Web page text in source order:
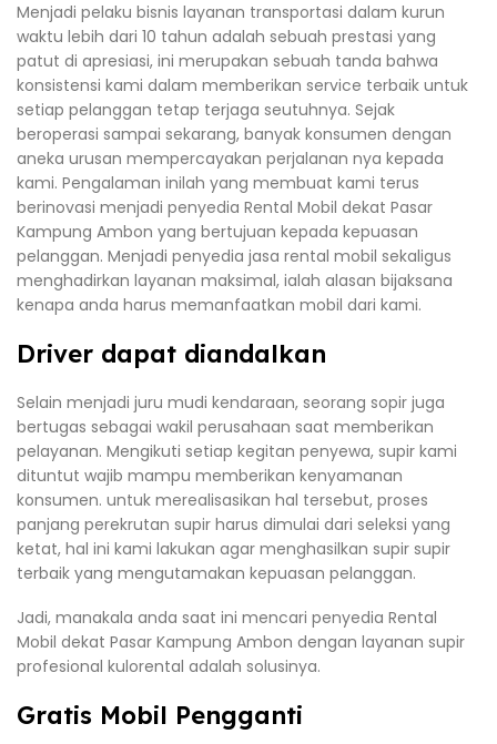
Menjadi pelaku bisnis layanan transportasi dalam kurun
waktu lebih dari 10 tahun adalah sebuah prestasi yang
patut di apresiasi, ini merupakan sebuah tanda bahwa
konsistensi kami dalam memberikan service terbaik untuk
setiap pelanggan tetap terjaga seutuhnya. Sejak
beroperasi sampai sekarang, banyak konsumen dengan
aneka urusan mempercayakan perjalanan nya kepada
kami. Pengalaman inilah yang membuat kami terus
berinovasi menjadi penyedia Rental Mobil dekat Pasar
Kampung Ambon yang bertujuan kepada kepuasan
pelanggan. Menjadi penyedia jasa rental mobil sekaligus
menghadirkan layanan maksimal, ialah alasan bijaksana
kenapa anda harus memanfaatkan mobil dari kami.
Driver dapat diandalkan
Selain menjadi juru mudi kendaraan, seorang sopir juga
bertugas sebagai wakil perusahaan saat memberikan
pelayanan. Mengikuti setiap kegitan penyewa, supir kami
dituntut wajib mampu memberikan kenyamanan
konsumen. untuk merealisasikan hal tersebut, proses
panjang perekrutan supir harus dimulai dari seleksi yang
ketat, hal ini kami lakukan agar menghasilkan supir supir
terbaik yang mengutamakan kepuasan pelanggan.
Jadi, manakala anda saat ini mencari penyedia Rental
Mobil dekat Pasar Kampung Ambon dengan layanan supir
profesional kulorental adalah solusinya.
Gratis Mobil Pengganti